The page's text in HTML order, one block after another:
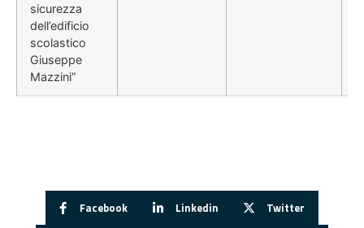
sicurezza
dell’edificio
scolastico
Giuseppe
Mazzini”
Facebook Linkedin Twitter